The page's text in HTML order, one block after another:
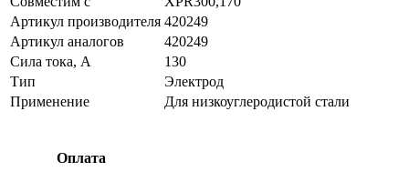
Артикул производителя 420249
Артикул аналогов
420249
Сила тока, А
130
Тип
Электрод
Применение
Для низкоуглеродистой стали
Оплата